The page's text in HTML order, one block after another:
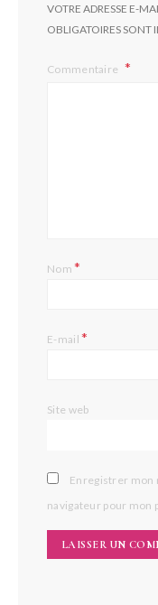
VOTRE ADRESSE E-
OBLIGATOIRES SONT
Commentaire
Nom*
E-mail*
Site web
Enregistrer mon
navigateur pour mon